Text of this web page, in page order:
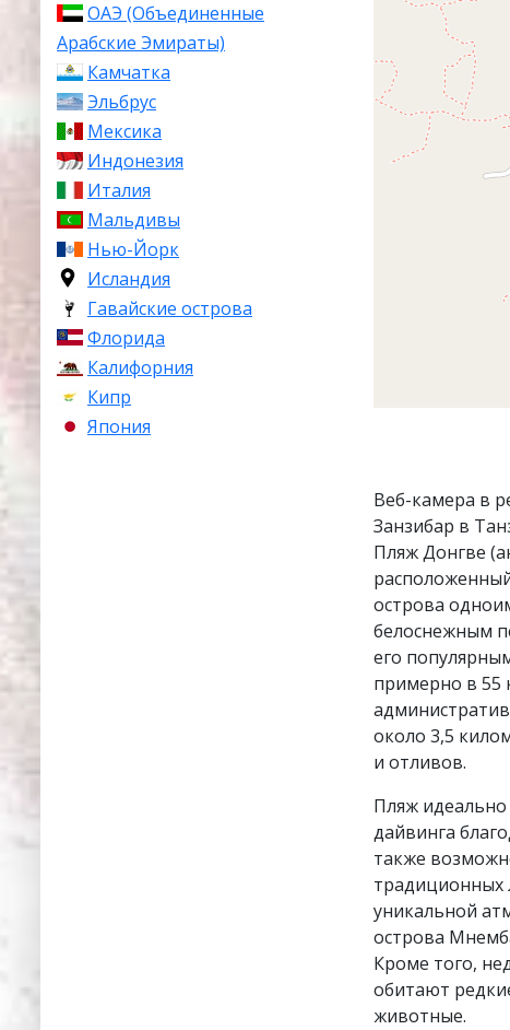
ОАЭ (Объединенные
Арабские Эмираты)
Камчатка
Эльбрус
Мексика
Индонезия
Италия
Мальдивы
Нью-Йорк
Исландия
Гавайские острова
Флорида
Калифорния
Кипр
Япония
Веб-камера в
Занзибар в
Пляж Донгве
острова
белоснежным
его
примерно в 55
около 3,5
и отливов.
Пляж идеально
дайвинга
также
традиционных
уникальной
острова
Кроме того,
обитают
животные.